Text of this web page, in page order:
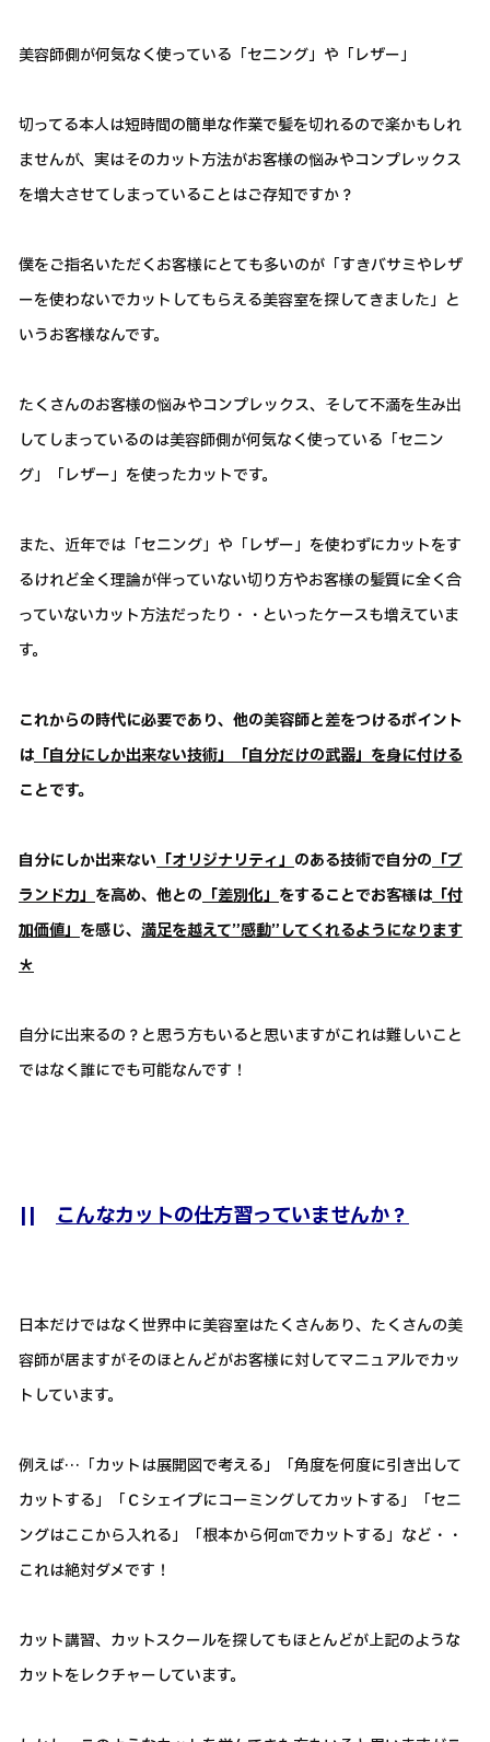
美容師側が何気なく使っている「セニング」や「レザー」
切ってる本人は短時間の簡単な作業で髪を切れるので楽かもしれ
ませんが、実はそのカット方法がお客様の悩みやコンプレックス
を増大させてしまっていることはご存知ですか？
僕をご指名いただくお客様にとても多いのが「すきバサミやレザ
ーを使わないでカットしてもらえる美容室を探してきました」と
いうお客様なんです。
たくさんのお客様の悩みやコンプレックス、そして不満を生み出
してしまっているのは美容師側が何気なく使っている「セニン
グ」「レザー」を使ったカットです。
また、近年では「セニング」や「レザー」を使わずにカットをす
るけれど全く理論が伴っていない切り方やお客様の髪質に全く合
っていないカット方法だったり・・といったケースも増えていま
す。
これからの時代に必要であり、他の美容師と差をつけるポイント
は「自分にしか出来ない技術」「自分だけの武器」を身に付ける
ことです。
自分にしか出来ない 「オリジナリティ」 のある技術で自分の 「ブ
ランド力」 を高め、他との 「差別化」 をすることでお客様は「付
加価値」 を感じ、 満足を越えて”感動”してくれるようになります
＊
自分に出来るの？と思う方もいると思いますがこれは難しいこと
ではなく誰にでも可能なんです！
|| こんなカットの仕方習っていませんか？
日本だけではなく世界中に美容室はたくさんあり、たくさんの美
容師が居ますがそのほとんどがお客様に対してマニュアルでカッ
トしています。
例えば…「カットは展開図で考える」「角度を何度に引き出して
カットする」「Ｃシェイプにコーミングしてカットする」「セニ
ングはここから入れる」「根本から何㎝でカットする」など・・
これは絶対ダメです！
カット講習、カットスクールを探してもほとんどが上記のような
カットをレクチャーしています。